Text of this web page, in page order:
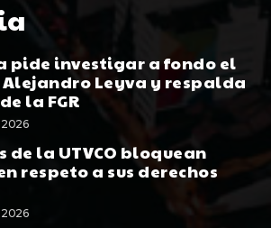
pide investigar a fondo el
Leyva y respalda
la FGR
2026
la UTVCO bloquean
respeto a sus derechos
2026